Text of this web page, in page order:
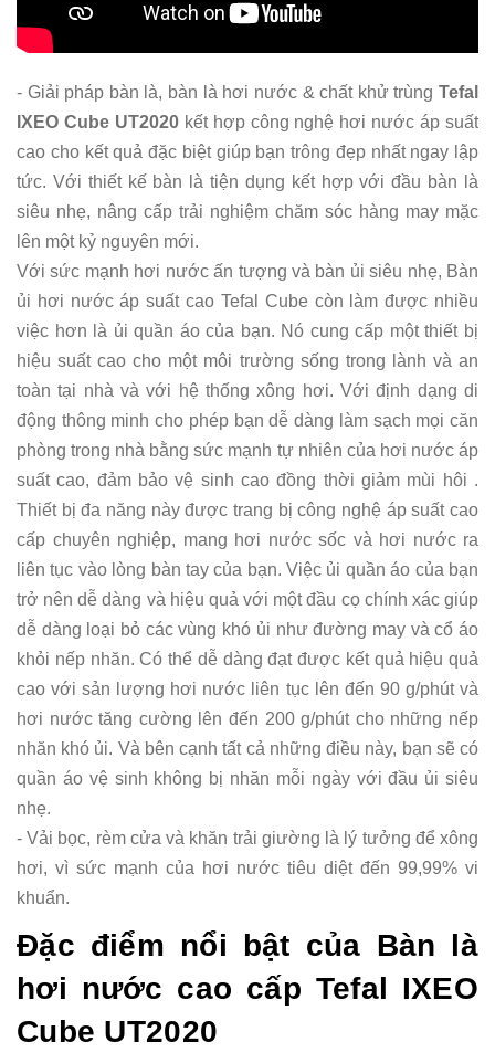
- Giải pháp bàn là, bàn là hơi nước & chất khử trùng Tefal
IXEO Cube UT2020kết hợp công nghệ hơi nước áp suất
cao cho kết quả đặc biệt giúp bạn trông đẹp nhất ngay lập
tức. Với thiết kế bàn là tiện dụng kết hợp với đầu bàn là
siêu nhẹ, nâng cấp trải nghiệm chăm sóc hàng may mặc
lên một kỷ nguyên mới.
Với sức mạnh hơi nước ấn tượng và bàn ủi siêu nhẹ, Bàn
ủi hơi nước áp suất cao Tefal Cube còn làm được nhiều
việc hơn là ủi quần áo của bạn. Nó cung cấp một thiết bị
hiệu suất cao cho một môi trường sống trong lành và an
toàn tại nhà và với hệ thống xông hơi. Với định dạng di
động thông minh cho phép bạn dễ dàng làm sạch mọi căn
phòng trong nhà bằng sức mạnh tự nhiên của hơi nước áp
suất cao, đảm bảo vệ sinh cao đồng thời giảm mùi hôi .
Thiết bị đa năng này được trang bị công nghệ áp suất cao
cấp chuyên nghiệp, mang hơi nước sốc và hơi nước ra
liên tục vào lòng bàn tay của bạn. Việc ủi quần áo của bạn
trở nên dễ dàng và hiệu quả với một đầu cọ chính xác giúp
dễ dàng loại bỏ các vùng khó ủi như đường may và cổ áo
khỏi nếp nhăn. Có thể dễ dàng đạt được kết quả hiệu quả
cao với sản lượng hơi nước liên tục lên đến 90 g/phút và
hơi nước tăng cường lên đến 200 g/phút cho những nếp
nhăn khó ủi. Và bên cạnh tất cả những điều này, bạn sẽ có
quần áo vệ sinh không bị nhăn mỗi ngày với đầu ủi siêu
nhẹ.
- Vải bọc, rèm cửa và khăn trải giường là lý tưởng để xông
hơi, vì sức mạnh của hơi nước tiêu diệt đến 99,99% vi
khuẩn.
Đặc điểm nổi bật của Bàn là
hơi nước cao cấp Tefal IXEO
Cube UT2020